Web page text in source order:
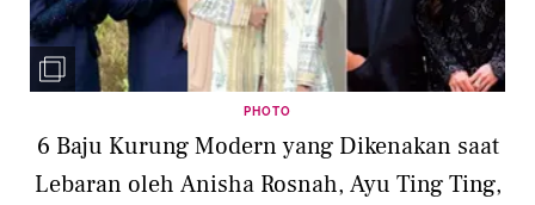
PHOTO
6 Baju Kurung Modern yang Dikenakan saat
Lebaran oleh Anisha Rosnah, Ayu Ting Ting,